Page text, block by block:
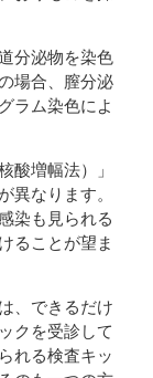
分泌物を染色
場合、膣分泌
ラム染色によ
酸増幅法）」
異なります。
染も見られる
ることが望ま
、できるだけ
クを受診して
れる検査キッ